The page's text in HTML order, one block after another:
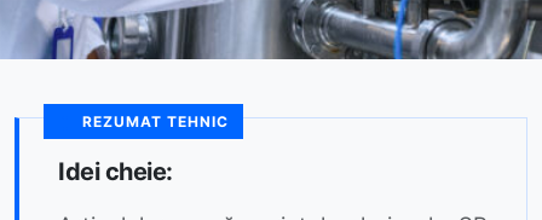
REZUMAT TEHNIC
Idei cheie: